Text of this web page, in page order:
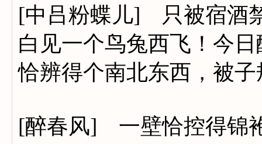
[中吕粉蝶儿] 只被宿酒
白见一个鸟兔西飞！今
恰辨得个南北东西，被
[醉春风] 一壁恰控得锦